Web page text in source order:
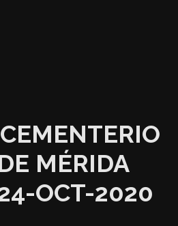
MÉRIDA
OCT-2020